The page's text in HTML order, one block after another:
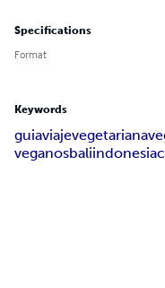
Specifications
Format
Keywords
guiaviajevegetariana
veganosbaliindonesia